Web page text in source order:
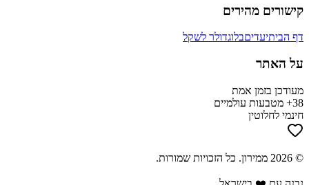
קישורים מהירים
דף הביתיעדיםבלוגדולר לשקל
על האתר
מעודכן בזמן אמת
38+ מטבעות עולמיים
חינמי לחלוטין
©
2026 ממירון. כל הזכויות שמורות.